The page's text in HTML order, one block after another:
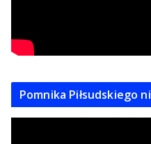
Pomnika Piłsudskiego